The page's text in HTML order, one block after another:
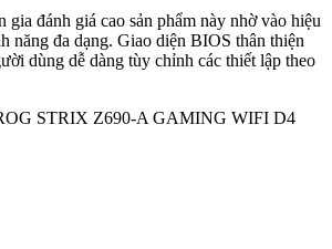
đánh giá cao sản phẩm này nhờ vào hiệu
năng đa dạng. Giao diện BIOS thân thiện
dùng dễ dàng tùy chỉnh các thiết lập theo